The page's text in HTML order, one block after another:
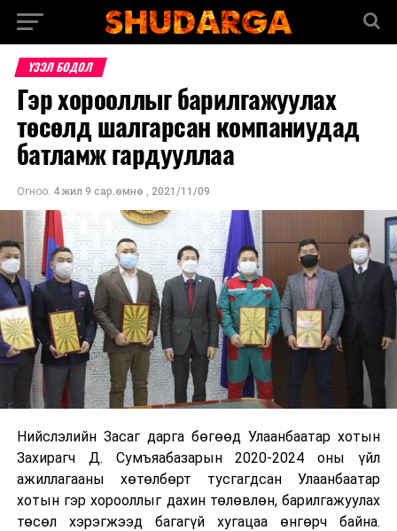
ҮЗЭЛ БОДОЛ
Гэр хорооллыг барилгажуулах
төсөлд шалгарсан компаниудад
батламж гардууллаа
Огноо: 4 жил 9 сар.өмнө , 2021/11/09
Нийслэлийн Засаг дарга бөгөөд Улаанбаатар хотын
Захирагч Д. Сумъяабазарын 2020-2024 оны үйл
ажиллагааны хөтөлбөрт тусгагдсан Улаанбаатар
хотын гэр хорооллыг дахин төлөвлөн, барилгажуулах
төсөл хэрэгжээд багагүй хугацаа өнгөрч байна.